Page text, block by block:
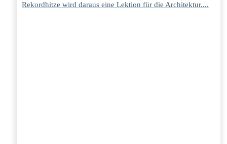
Rekordhitze wird daraus eine Lektion für die Architektur....